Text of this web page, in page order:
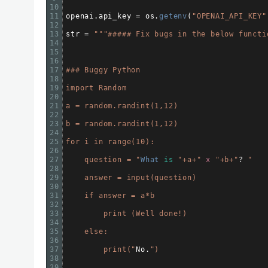
10
11
12
13
14
15
16
17
18
19
20
21
22
23
24
25
26
27
28
29
30
31
32
33
34
35
36
37
38
openai . api_key = os .getenv ( "OPENAI_API_KEY"
str = "" "##### Fix bugs in the below
### Buggy Python
import Random
a = random.randint(1,12)
b = random.randint(1,12)
for i in range(10):
question = "What is "+a+" x "+b+" ? "
answer = input(question)
if answer = a*b
print (Well done!)
else:
print("No . ")